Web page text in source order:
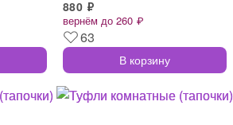
880 ₽
вернём до 260 ₽
63
В корзину